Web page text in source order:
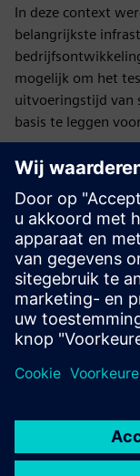
In deze context
belangrijkste
mogelijk om het
uitvoeringstijd van
basis te leggen
Vanuit het
belang
gebieden waar
complexe
waarde niet alleen
maar ook door de
samenwerking
benaderingen